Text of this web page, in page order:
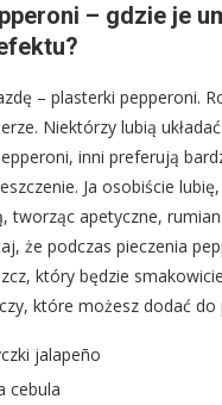
– gdzie je
– plasterki pepperoni.
Niektórzy lubią
inni preferują
Ja osobiście
tworząc apetyczne,
że podczas pieczenia
który będzie smakowicie
które możesz dodać do
jalapeño
cebula